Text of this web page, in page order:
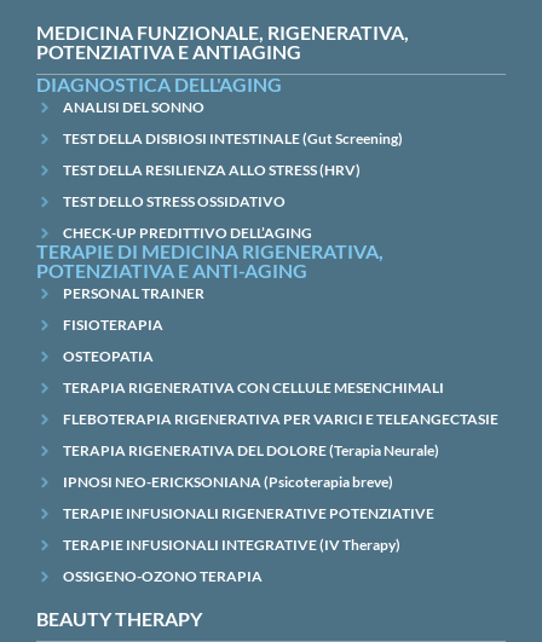
MEDICINA FUNZIONALE, RIGENERATIVA,
POTENZIATIVA E ANTIAGING
DIAGNOSTICA DELL'AGING
ANALISI DEL SONNO
TEST DELLA DISBIOSI INTESTINALE (Gut Screening)
TEST DELLA RESILIENZA ALLO STRESS (HRV)
TEST DELLO STRESS OSSIDATIVO
CHECK-UP PREDITTIVO DELL’AGING
TERAPIE DI MEDICINA RIGENERATIVA,
POTENZIATIVA E ANTI-AGING
PERSONAL TRAINER
FISIOTERAPIA
OSTEOPATIA
TERAPIA RIGENERATIVA CON CELLULE MESENCHIMALI
FLEBOTERAPIA RIGENERATIVA PER VARICI E TELEANGECTASIE
TERAPIA RIGENERATIVA DEL DOLORE (Terapia Neurale)
IPNOSI NEO-ERICKSONIANA (Psicoterapia breve)
TERAPIE INFUSIONALI RIGENERATIVE POTENZIATIVE
TERAPIE INFUSIONALI INTEGRATIVE (IV Therapy)
OSSIGENO-OZONO TERAPIA
BEAUTY THERAPY